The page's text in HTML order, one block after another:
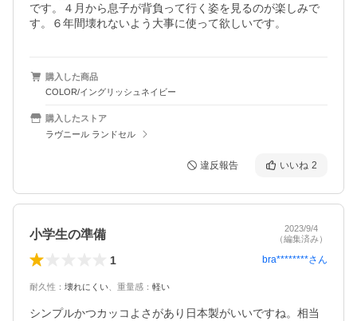
です。４月から息子が背負って行く姿を見るのが楽しみで
す。６年間壊れないよう大事に使って欲しいです。
購入した商品
COLOR/イングリッシュネイビー
購入したストア
ラヴニール ランドセル
違反報告 いいね 2
小学生の準備
2023/9/4
（編集済み）
1 bra********さん
耐久性 ： 壊れにくい 重量感 ： 軽い
シンプルかつカッコよさがあり日本製がいいですね。相当